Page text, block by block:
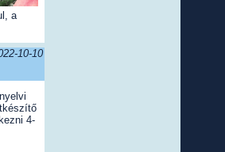
a
10-10
4-